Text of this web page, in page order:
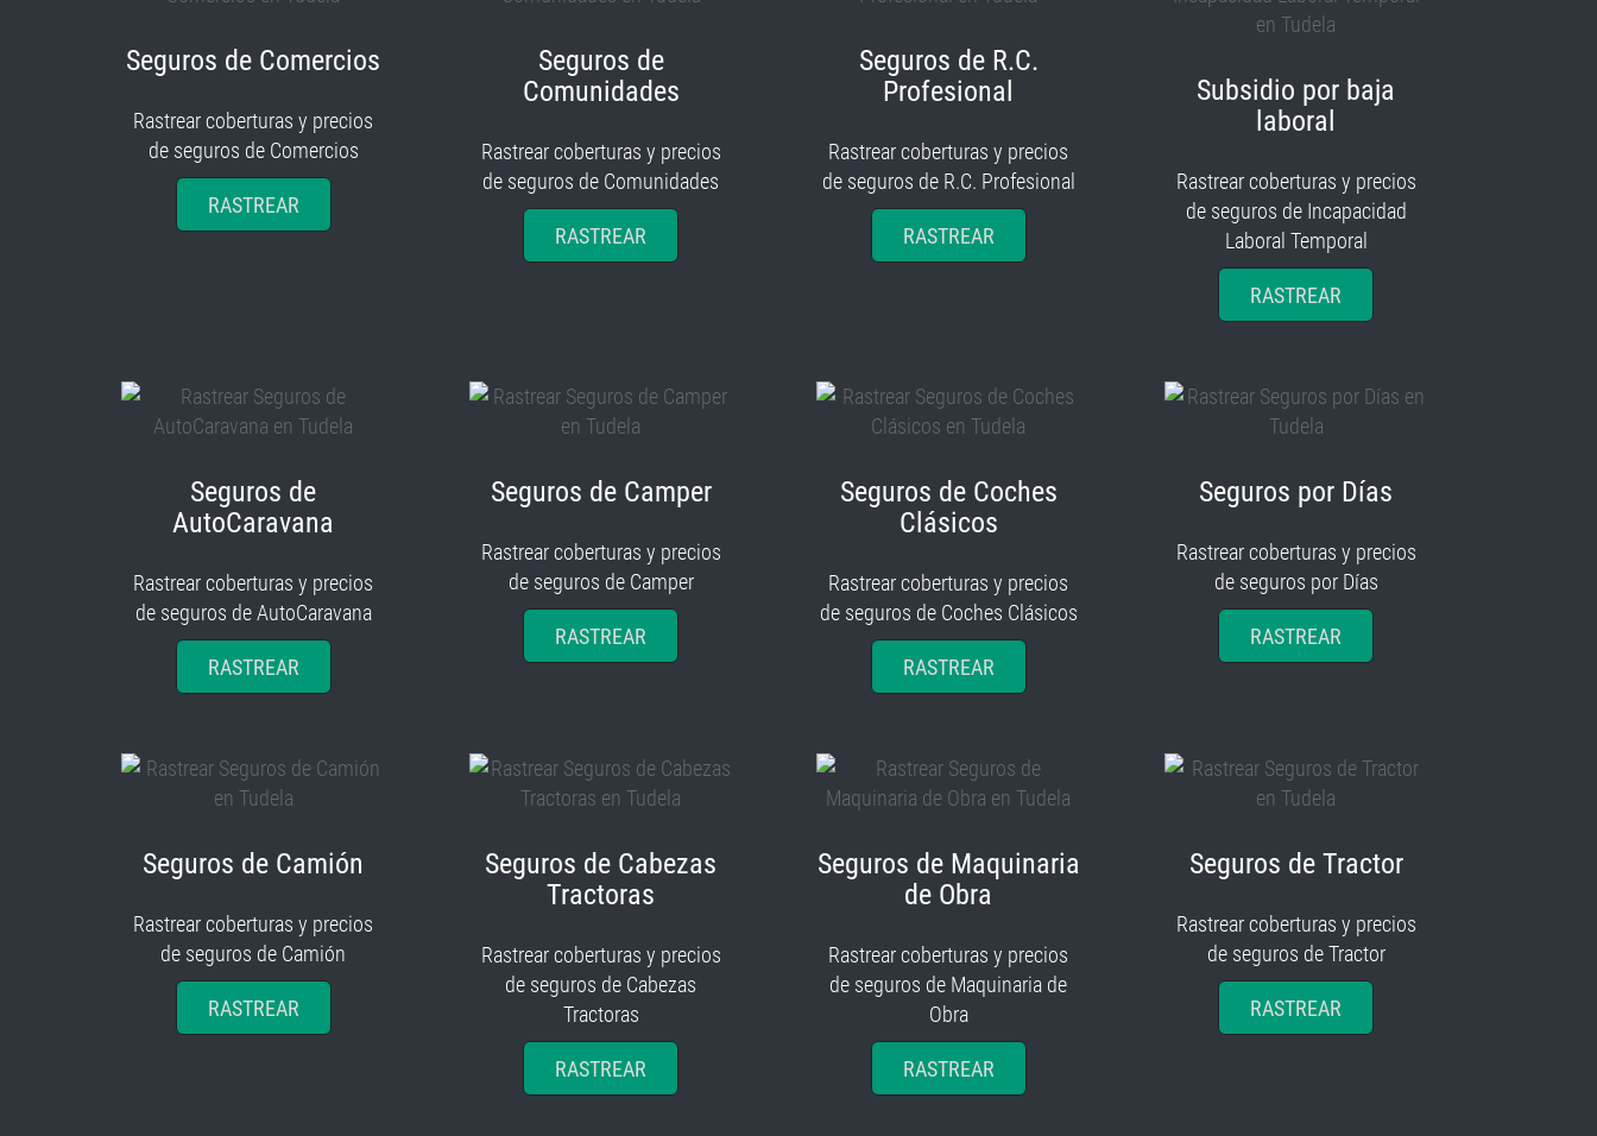
Seguros de Comercios
Rastrear coberturas y precios
de seguros de Comercios
RASTREAR
Seguros de
Comunidades
Rastrear coberturas y precios
de seguros de Comunidades
RASTREAR
Seguros de R.C.
Profesional
Rastrear coberturas y precios
de seguros de R.C. Profesional
RASTREAR
Subsidio por baja
laboral
Rastrear coberturas y precios
de seguros de Incapacidad
Laboral Temporal
RASTREAR
Seguros de
AutoCaravana
Rastrear coberturas y precios
de seguros de AutoCaravana
RASTREAR
Seguros de Camper
Rastrear coberturas y precios
de seguros de Camper
RASTREAR
Seguros de Coches
Clásicos
Rastrear coberturas y precios
de seguros de Coches Clásicos
RASTREAR
Seguros por Días
Rastrear coberturas y precios
de seguros por Días
RASTREAR
Seguros de Camión
Rastrear coberturas y precios
de seguros de Camión
RASTREAR
Seguros de Cabezas
Tractoras
Rastrear coberturas y precios
de seguros de Cabezas
Tractoras
RASTREAR
Seguros de Maquinaria
de Obra
Rastrear coberturas y precios
de seguros de Maquinaria de
Obra
RASTREAR
Seguros de Tractor
Rastrear coberturas y precios
de seguros de Tractor
RASTREAR